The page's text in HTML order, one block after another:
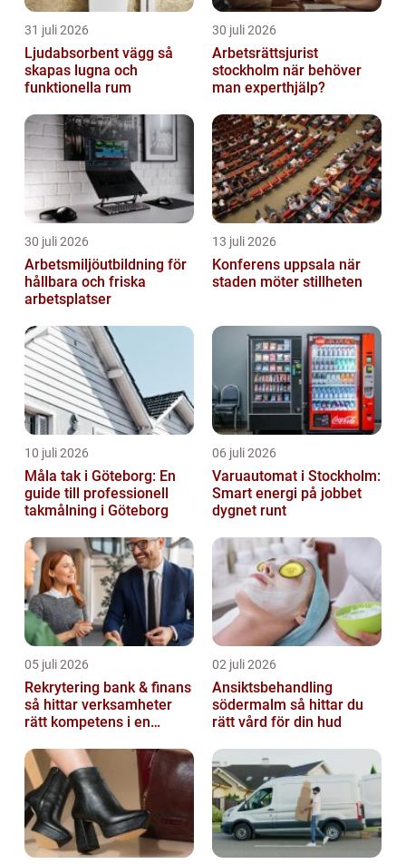
31 juli 2026
Ljudabsorbent vägg så
skapas lugna och
funktionella rum
30 juli 2026
Arbetsrättsjurist
stockholm när behöver
man experthjälp?
30 juli 2026
Arbetsmiljöutbildning för
hållbara och friska
arbetsplatser
13 juli 2026
Konferens uppsala när
staden möter stillheten
10 juli 2026
Måla tak i Göteborg: En
guide till professionell
takmålning i Göteborg
06 juli 2026
Varuautomat i Stockholm:
Smart energi på jobbet
dygnet runt
05 juli 2026
Rekrytering bank & finans
så hittar verksamheter
rätt kompetens i en
02 juli 2026
Ansiktsbehandling
södermalm så hittar du
rätt vård för din hud